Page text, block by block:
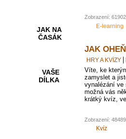
JAK NA
ČASÁK
VAŠE
DÍLKA
Zobrazení: 61902
E-learning
JAK
HRY A KVÍZY
Víte, ke
zamyslet a
vynalézání ve
možná vás
krátký kvíz,
Zobrazení: 48489
Kvíz